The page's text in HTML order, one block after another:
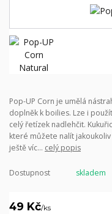
Pop-UP Corn je umělá
doplněk k boilies. Lze i
celý řetízek nadlehčit.
které můžete nalít
ještě víc... celý popis
Dostupnost skladem
49 Kč/ks